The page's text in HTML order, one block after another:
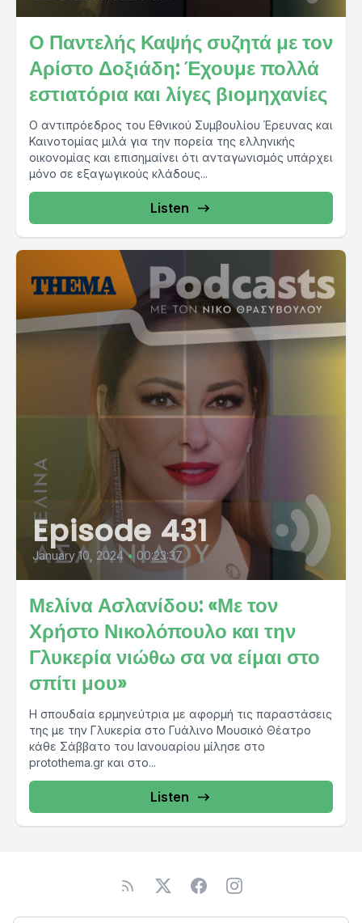
Ο Παντελής Καψής συζητά με τον
Αρίστο Δοξιάδη: Έχουμε πολλά
εστιατόρια και λίγες βιομηχανίες
Ο αντιπρόεδρος του Εθνικού Συμβουλίου Έρευνας και
Καινοτομίας μιλά για την πορεία της ελληνικής
οικονομίας και επισημαίνει ότι ανταγωνισμός υπάρχει
μόνο σε εξαγωγικούς κλάδους...
Listen
Episode 431
January 10, 2024 • 00:23:37
Μελίνα Ασλανίδου: «Με τον
Χρήστο Νικολόπουλο και την
Γλυκερία νιώθω σα να είμαι στο
σπίτι μου»
Η σπουδαία ερμηνεύτρια με αφορμή τις παραστάσεις
της με την Γλυκερία στο Γυάλινο Μουσικό Θέατρο
κάθε Σάββατο του Ιανουαρίου μίλησε στο
protothema.gr και στο...
Listen